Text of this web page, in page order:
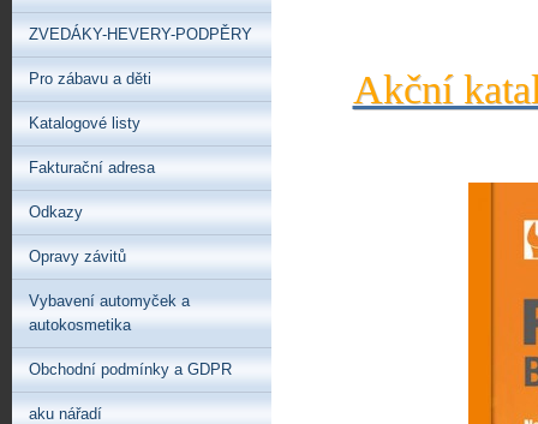
Akční
ZVEDÁKY-HEVERY-PODPĚRY
Pro zábavu a děti
Katalogové listy
Fakturační adresa
Odkazy
Opravy závitů
Vybavení automyček a
autokosmetika
Obchodní podmínky a GDPR
aku nářadí